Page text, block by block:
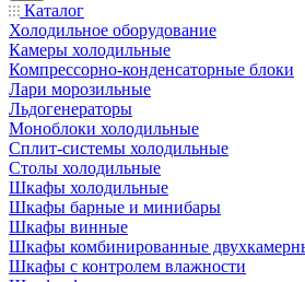
Каталог
Холодильное оборудование
Камеры холодильные
Компрессорно-конденсаторные блоки
Лари морозильные
Льдогенераторы
Моноблоки холодильные
Сплит-системы холодильные
Столы холодильные
Шкафы холодильные
Шкафы барные и минибары
Шкафы винные
Шкафы комбинированные
Шкафы с контролем влажности